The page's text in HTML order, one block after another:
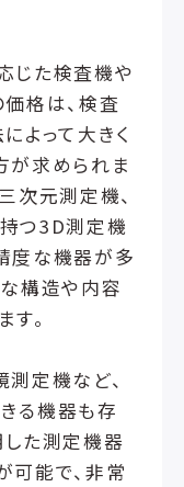
じた検査機や
格は、検査
よって大きく
が求められま
次元測定機、
つ3D測定機
度な機器が多
構造や内容
。
定機など、
る機器も存
した測定機器
可能で、非常